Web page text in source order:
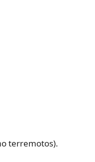
terremotos).